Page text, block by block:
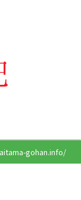
gohan.info/